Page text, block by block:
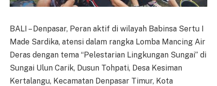
BALI – Denpasar, Peran aktif di wilayah Babinsa Sertu I
Made Sardika, atensi dalam rangka Lomba Mancing Air
Deras dengan tema “Pelestarian Lingkungan Sungai” di
Sungai Ulun Carik, Dusun Tohpati, Desa Kesiman
Kertalangu, Kecamatan Denpasar Timur, Kota